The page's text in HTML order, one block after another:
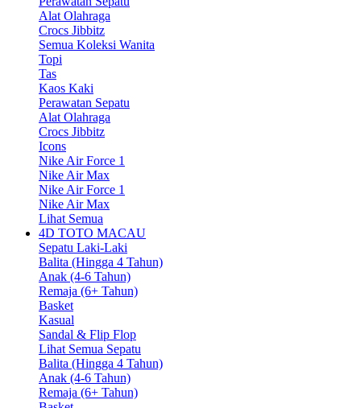
Alat Olahraga
Crocs Jibbitz
Semua Koleksi Wanita
Topi
Tas
Kaos Kaki
Perawatan Sepatu
Alat Olahraga
Crocs Jibbitz
Icons
Nike Air Force 1
Nike Air Max
Nike Air Force 1
Nike Air Max
Lihat Semua
4D TOTO MACAU
Sepatu Laki-Laki
Balita (Hingga 4 Tahun)
Anak (4-6 Tahun)
Remaja (6+ Tahun)
Basket
Kasual
Sandal & Flip Flop
Lihat Semua Sepatu
Balita (Hingga 4 Tahun)
Anak (4-6 Tahun)
Remaja (6+ Tahun)